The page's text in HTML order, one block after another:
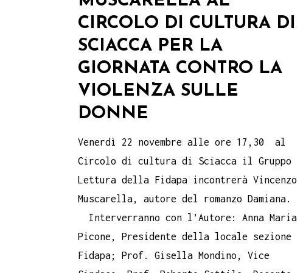
CIRCOLO DI CULTURA DI
SCIACCA PER LA
GIORNATA CONTRO LA
VIOLENZA SULLE
DONNE
Venerdì 22 novembre alle ore 17,30 al
Circolo di cultura di Sciacca il Gruppo
Lettura della Fidapa incontrerà Vincenzo
Muscarella, autore del romanzo Damiana.
Interverranno con l’Autore: Anna Maria
Picone, Presidente della locale sezione
Fidapa; Prof. Gisella Mondino, Vice